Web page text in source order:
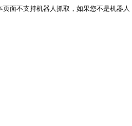
持机器人抓取，如果您不是机器人，